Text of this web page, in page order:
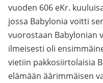
vuoden 606 eKr.
jossa Babylonia voitti
vuorostaan Babylonian
ilmeisesti oli
vietiin pakkosiirtolaisia
elämään äärimmäisen